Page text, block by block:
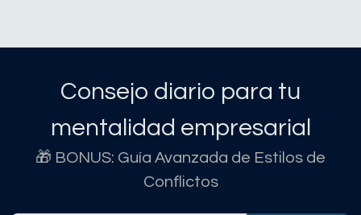
Consejo diario para tu
mentalidad empresarial
🎁 BONUS: Guía Avanzada de Estilos de
Conflictos